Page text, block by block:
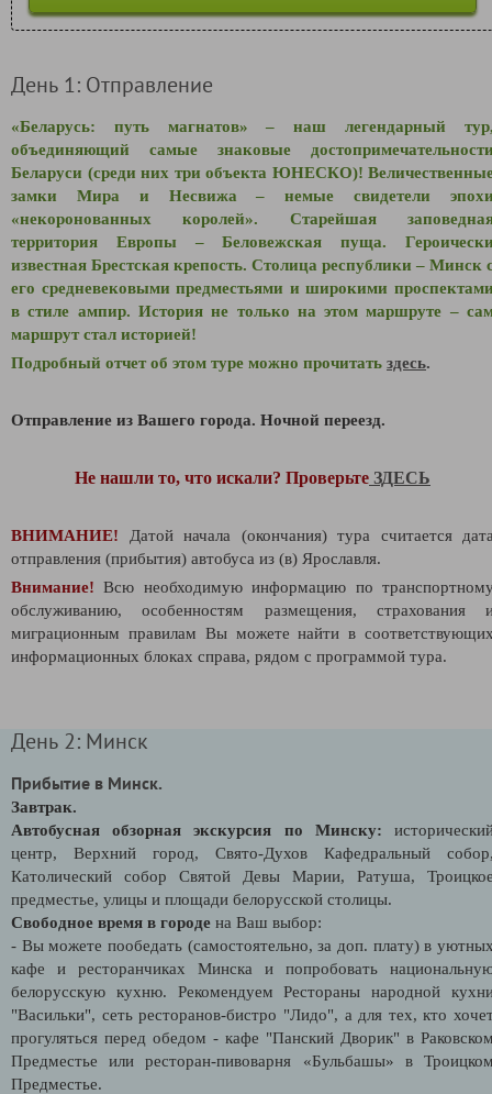
День 1: Отправление
«Беларусь: путь магнатов» – наш легендарный
объединяющий самые знаковые
Беларуси (среди них три объекта ЮНЕСКО)!
замки Мира и Несвижа – немые свидетели
«некоронованных королей». Старейшая
территория Европы – Беловежская пуща.
известная Брестская крепость. Столица республики – Минск
его средневековыми предместьями и широкими
в стиле ампир. История не только на этом маршруте –
маршрут стал историей!
Подробный отчет об этом туре можно прочитать здесь.
Отправление из Вашего города. Ночной переезд.
Не нашли то, что искали? Проверьте ЗДЕСЬ
ВНИМАНИЕ! Датой начала (окончания) тура считается
отправления (прибытия) автобуса из (в) Ярославля.
Внимание! Всю необходимую информацию по
обслуживанию, особенностям размещения, страхования
миграционным правилам Вы можете найти в
информационных блоках справа, рядом с программой тура.
День 2: Минск
Прибытие в Минск.
Завтрак.
Автобусная обзорная экскурсия по Минску:
центр, Верхний город, Свято-Духов Кафедральный
Католический собор Святой Девы Марии, Ратуша,
предместье, улицы и площади белорусской столицы.
Свободное время в городе на Ваш выбор:
- Вы можете пообедать (самостоятельно, за доп. плату) в
кафе и ресторанчиках Минска и попробовать
белорусскую кухню. Рекомендуем Рестораны народной
"Васильки", сеть ресторанов-бистро "Лидо", а для тех, кто
прогуляться перед обедом - кафе "Панский Дворик" в
Предместье или ресторан-пивоварня «Бульбашы» в
Предместье.